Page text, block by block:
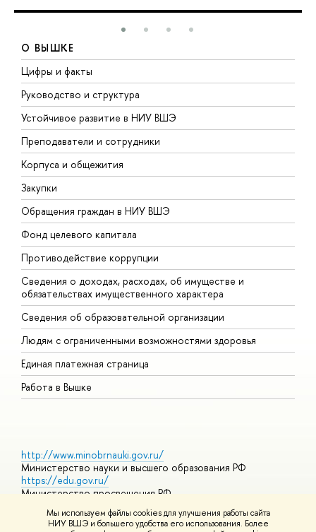
Мы используем файлы cookies для улучшения работы сайта
НИУ ВШЭ и большего удобства его использования. Более
О ВЫШКЕ
Цифры и факты
Руководство и структура
Устойчивое развитие в НИУ ВШЭ
Преподаватели и сотрудники
Корпуса и общежития
Закупки
Обращения граждан в НИУ ВШЭ
Фонд целевого капитала
Противодействие коррупции
Сведения о доходах, расходах, об имуществе и
обязательствах имущественного характера
Сведения об образовательной организации
Людям с ограниченными возможностями здоровья
Единая платежная страница
Работа в Вышке
http://www.minobrnauki.gov.ru/
Министерство науки и высшего образования РФ
https://edu.gov.ru/
Министерство просвещения РФ
https://elearning.hse.ru/mooc
Массовые открытые онлайн-курсы